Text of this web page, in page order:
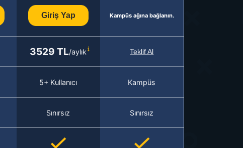
Giriş Yap Kampüs ağına bağlanın.
3529 TL/aylık Teklif Al
5+ Kullanıcı Kampüs
Sınırsız Sınırsız